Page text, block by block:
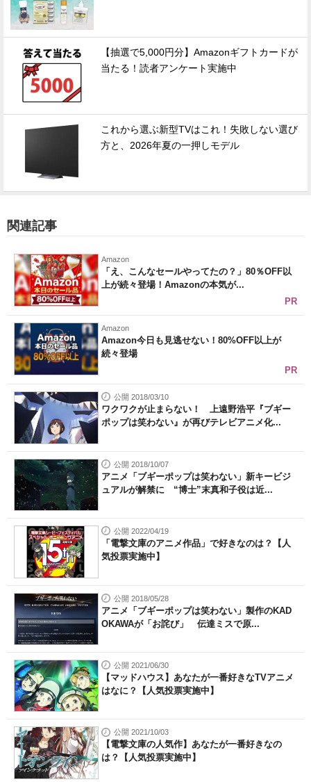
【抽選で5,000円分】Amazonギフトカードが
当たる！読者アンケート実施中
これから選ぶ新型TVはこれ！失敗しない選び
方と、2026年夏の一押しモデル
関連記事
Amazon
「え、こんなセールやってたの？」80％OFF以
上が続々登場！Amazonの本気が...
PR
Amazon
Amazon今日も見逃せない！80%OFF以上が
続々登場
PR
公開 2018/03/10
ワクワクが止まらない！ 上遠野浩平『ブギー
ポップは笑わない』が再びテレビアニメ化...
公開 2018/10/07
アニメ「ブギーポップは笑わない」新キービジ
ュアルが解禁に “博士”末真和子役は近...
公開 2022/04/19
「電撃文庫のアニメ作品」で好きなのは？【人
気投票実施中】
公開 2018/05/28
アニメ「ブギーポップは笑わない」製作のKAD
OKAWAが「お詫び」 伝達ミスで原...
公開 2021/06/30
【マッドハウス】あなたが一番好きなTVアニメ
はなに？【人気投票実施中】
公開 2021/10/03
【電撃文庫の人気作】あなたが一番好きなの
は？【人気投票実施中】